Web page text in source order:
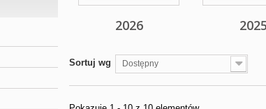
2026 2025
Sortuj wg Dostępny